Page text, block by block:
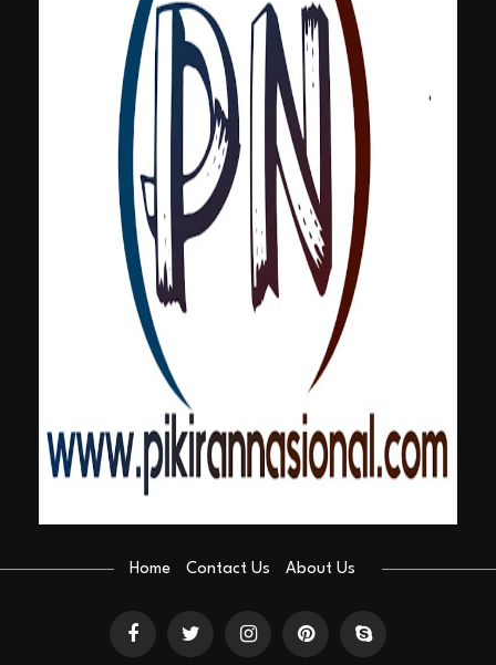
Home Contact Us About Us